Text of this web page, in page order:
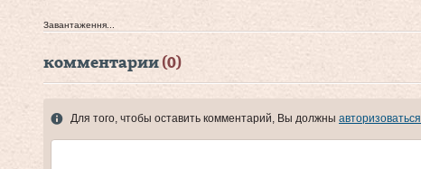
Завантаження...
комментарии (0)
Для того, чтобы оставить комментарий, Вы должны авторизоваться